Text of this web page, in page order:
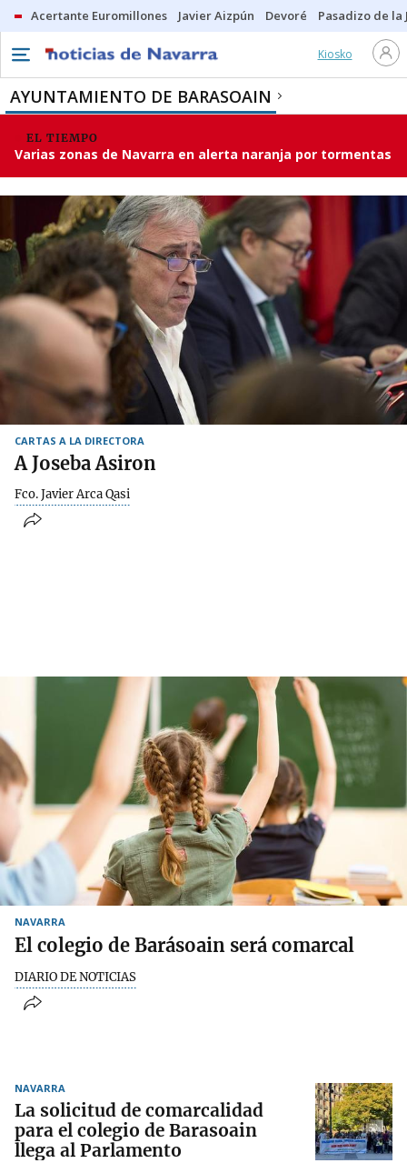
Acertante Euromillones Javier Aizpún Devoré Pasadizo de la
Kiosko
AYUNTAMIENTO DE BARASOAIN
EL TIEMPO
Varias zonas de Navarra en alerta naranja por tormentas
CARTAS A LA DIRECTORA
A Joseba Asiron
Fco. Javier Arca Qasi
NAVARRA
El colegio de Barásoain será comarcal
DIARIO DE NOTICIAS
NAVARRA
La solicitud de comarcalidad
para el colegio de Barasoain
llega al Parlamento